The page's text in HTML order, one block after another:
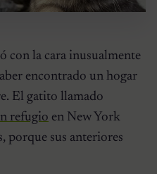
con la cara inusualmente
encontrado un hogar
El gatito llamado
refugio en New York
porque sus anteriores